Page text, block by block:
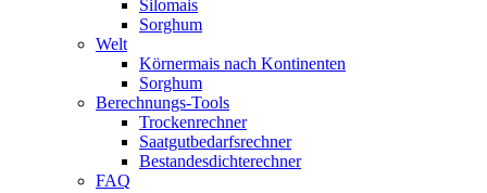
Silomais
Sorghum
Welt
Körnermais nach Kontinenten
Sorghum
Berechnungs-Tools
Trockenrechner
Saatgutbedarfsrechner
Bestandesdichterechner
FAQ